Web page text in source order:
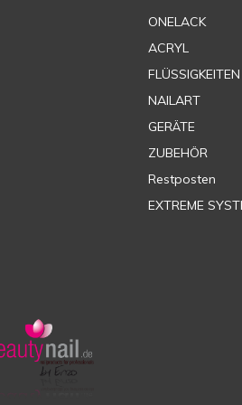
ONELACK
ACRYL
FLÜSSIGKEITEN
NAILART
GERÄTE
ZUBEHÖR
Restposten
EXTREME